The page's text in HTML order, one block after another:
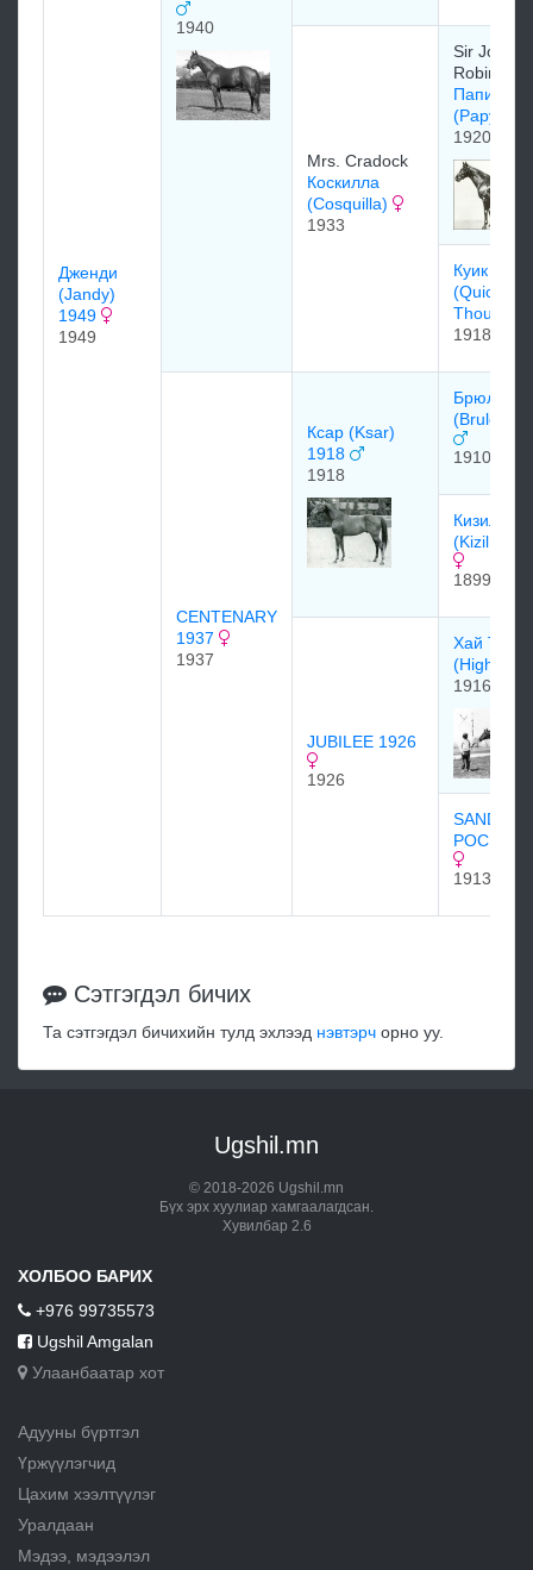
Дженди
(Jandy)
1949
1949
1940
Mrs. Cradock
Коскилла
(Cosquilla)
1933
Sir John
Robinson
Папирус
(Papyrus)
1920
Куик Фёт
(Quick
Thought)
1918
CENTENARY
1937
1937
Ксар (Ksar)
1918
1918
Брюлёр
(Bruleur)
1910
Кизил
(Kizil
1899
JUBILEE 1926
1926
Хай Тайм
(High
1916
SAND
POCKET
1913
Сэтгэгдэл бичих
Та сэтгэгдэл бичихийн тулд эхлээд нэвтэрч орно уу.
Ugshil.mn
© 2018-2026 Ugshil.mn
Бүх эрх хуулиар хамгаалагдсан.
Хувилбар 2.6
ХОЛБОО БАРИХ
+976 99735573
Ugshil Amgalan
Улаанбаатар хот
Адууны бүртгэл
Үржүүлэгчид
Цахим хээлтүүлэг
Уралдаан
Мэдээ, мэдээлэл